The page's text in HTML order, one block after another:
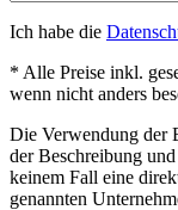
Ich habe die
* Alle Preise inkl.
wenn nicht anders
Die Verwendung
der Beschreibung
keinem Fall eine
genannten